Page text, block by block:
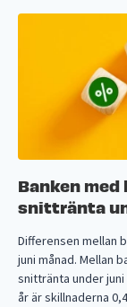
Banken
snittränta
Differensen mellan
juni månad. Mellan
snittränta under
år är skillnaderna